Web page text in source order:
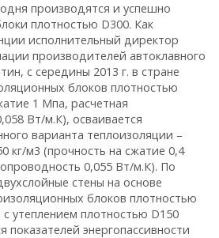
производятся и успешно
плотностью D300. Как
исполнительный директор
производителей автоклавного
с середины 2013 г. в стране
блоков плотностью
1 Мпа, расчетная
Вт/м.К), осваивается
варианта тепло­изоляции –
кг/м3 (прочность на сжатие 0,4
0,055 Вт/м.К). По
стены на основе
блоков плотностью
с утеплением плотностью D150
показателей энергопассивности